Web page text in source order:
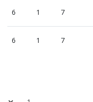
6 1 7
6 1 7